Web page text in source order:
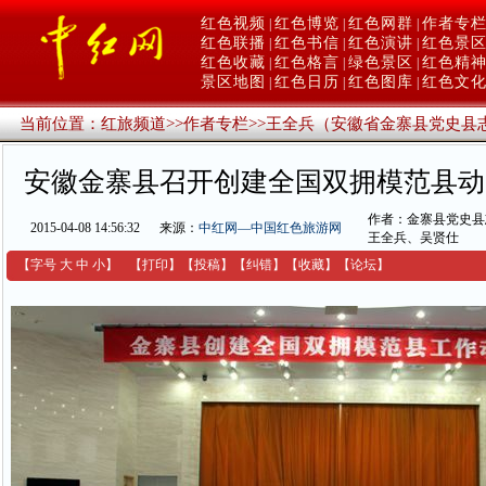
红色视频 红色博览 红色网群 作者专栏
红色联播 红色书信 红色演讲 红色景区
红色收藏 红色格言 绿色景区
红色精神
景区地图
红色日历 红色图库 红色文化
当前位置：红旅频道>>作者专栏>>王全兵（安徽省金寨县党史县
安徽金寨县召开创建全国双拥模范县
2015-04-08 14:56:32 来源： 中红网—中国红色旅游网
作者：金寨县党史
王全兵、吴贤仕
【字号 大 中 小】 【打印 】 【投稿】 【纠错】 【收藏】 【论坛】